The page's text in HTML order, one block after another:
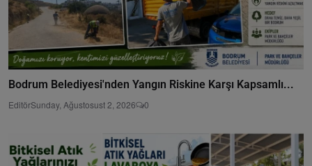
Bodrum Belediyesi'nden Yangın Riskine Karşı Kapsamlı...
EditörSunday, Ağustosust 2, 2026 0